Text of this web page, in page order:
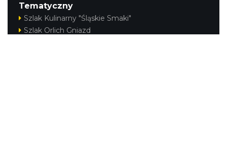
Tematyczny
Szlak Kulinarny "Śląskie Smaki"
Szlak Orlich Gniazd